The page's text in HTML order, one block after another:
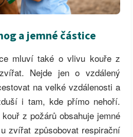
a jemné částice
mluví také o vlivu kouře z
Nejde jen o vzdálený
na velké vzdálenosti a
i tam, kde přímo nehoří.
z požárů obsahuje jemné
zvířat způsobovat respirační